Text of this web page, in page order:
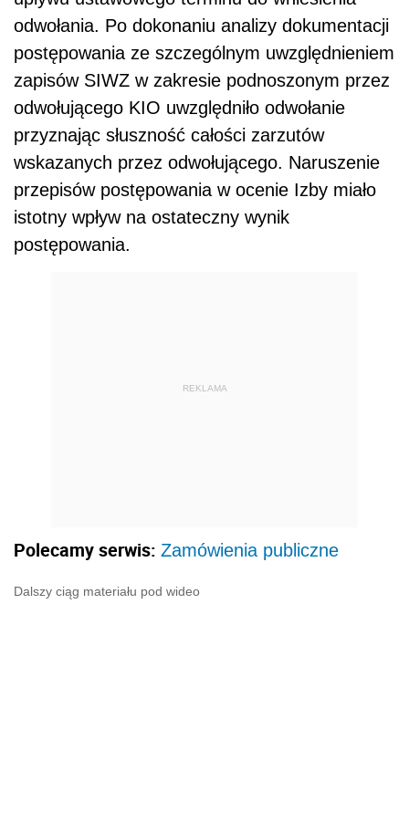
odwołania. Po dokonaniu analizy dokumentacji
postępowania ze szczególnym uwzględnieniem
zapisów SIWZ w zakresie podnoszonym przez
odwołującego KIO uwzględniło odwołanie
przyznając słuszność całości zarzutów
wskazanych przez odwołującego. Naruszenie
przepisów postępowania w ocenie Izby miało
istotny wpływ na ostateczny wynik
postępowania.
REKLAMA
Polecamy serwis: Zamówienia publiczne
Dalszy ciąg materiału pod wideo